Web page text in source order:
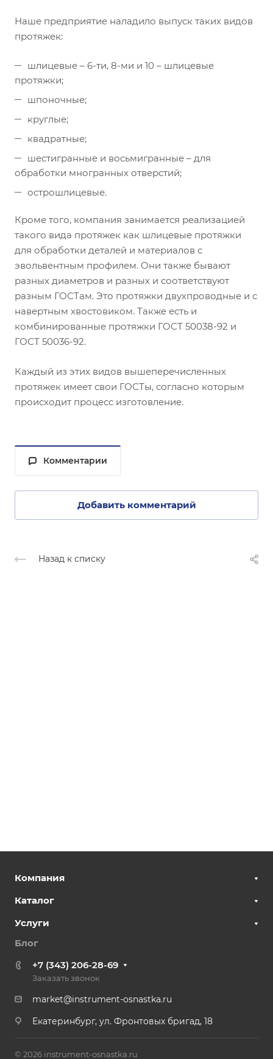
Наше предприятие наладило выпуск таких видов
протяжек:
шлицевые – 6-ти, 8-ми и 10 – шлицевые
протяжки;
шпоночные;
круглые;
квадратные;
шестигранные и восьмигранные – для
обработки многранных отверстий;
острошлицевые.
Кроме того, компания занимается реализацией
такого вида протяжек как шлицевые протяжки
для обработки деталей и материалов с
эвольвентным профилем. Они также бывают
разных диаметров и разных и соответствуют
разным ГОСТам. Это протяжки двухпроводные и с
навертным хвостовиком. Также есть и
комбинированные протяжки ГОСТ 50038-92 и
ГОСТ 50036-92.
Каждый из этих видов вышеперечисленных
протяжек имеет свои ГОСТы, согласно которым
происходит процесс изготовление.
Комментарии
Добавить комментарий
Назад к списку
Компания
Каталог
Услуги
Блог
+7 (343) 206-28-69
Заказать звонок
market@instrument-osnastka.ru
Екатеринбург, ул. Фронтовых бригад, 18
© 2026 instrument-osnastka.ru